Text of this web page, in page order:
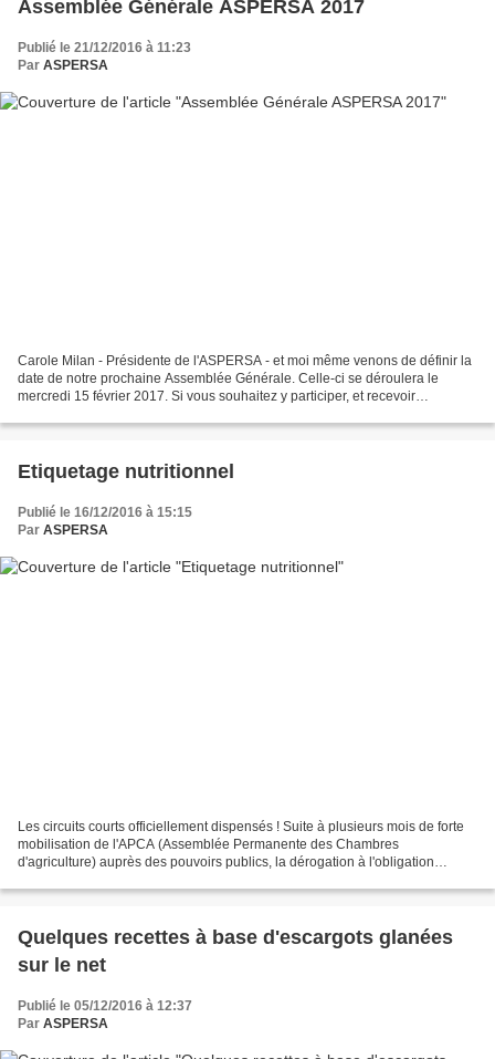
Assemblée Générale ASPERSA 2017
Publié le 21/12/2016 à 11:23
Par ASPERSA
Carole Milan - Présidente de l'ASPERSA - et moi même venons de définir la
date de notre prochaine Assemblée Générale. Celle-ci se déroulera le
mercredi 15 février 2017. Si vous souhaitez y participer, et recevoir
Etiquetage nutritionnel
Publié le 16/12/2016 à 15:15
Par ASPERSA
Les circuits courts officiellement dispensés ! Suite à plusieurs mois de forte
mobilisation de l'APCA (Assemblée Permanente des Chambres
d'agriculture) auprès des pouvoirs publics, la dérogation à l'obligation
Quelques recettes à base d'escargots glanées
sur le net
Publié le 05/12/2016 à 12:37
Par ASPERSA